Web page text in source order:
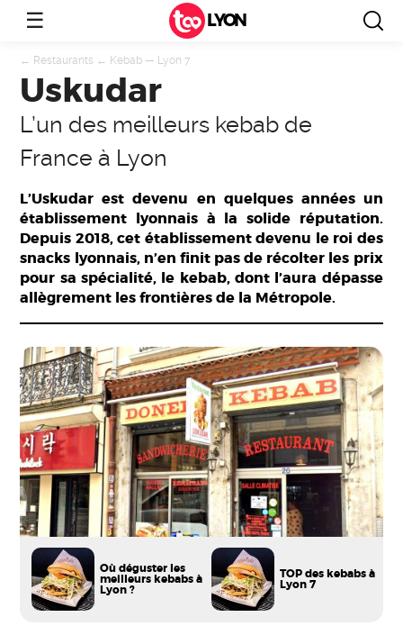
☰ LYON
← Restaurants ← Kebab — Lyon 7
Uskudar
L’un des meilleurs kebab de
France à Lyon
L’Uskudar est devenu en quelques années un
établissement lyonnais à la solide réputation.
Depuis 2018, cet établissement devenu le roi des
snacks lyonnais, n’en finit pas de récolter les prix
pour sa spécialité, le kebab, dont l’aura dépasse
allègrement les frontières de la Métropole.
Où déguster les
meilleurs kebabs à
Lyon ?
TOP des kebabs à
Lyon 7